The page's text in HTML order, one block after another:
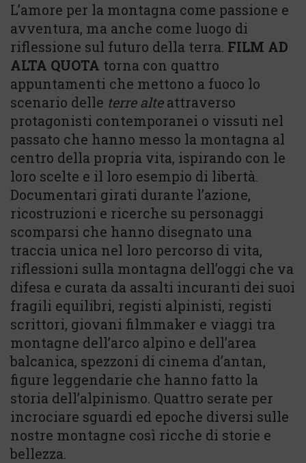
L’amore per la montagna come passione e
avventura, ma anche come luogo di
riflessione sul futuro della terra. FILM AD
ALTA QUOTA torna con quattro
appuntamenti che mettono a fuoco lo
scenario delle terre alteattraverso
protagonisti contemporanei o vissuti nel
passato che hanno messo la montagna al
centro della propria vita, ispirando con le
loro scelte e il loro esempio di libertà.
Documentari girati durante l’azione,
ricostruzioni e ricerche su personaggi
scomparsi che hanno disegnato una
traccia unica nel loro percorso di vita,
riflessioni sulla montagna dell’oggi che va
difesa e curata da assalti incuranti dei suoi
fragili equilibri, registi alpinisti, registi
scrittori, giovani filmmaker e viaggi tra
montagne dell’arco alpino e dell’area
balcanica, spezzoni di cinema d’antan,
figure leggendarie che hanno fatto la
storia dell’alpinismo. Quattro serate per
incrociare sguardi ed epoche diversi sulle
nostre montagne così ricche di storie e
bellezza.